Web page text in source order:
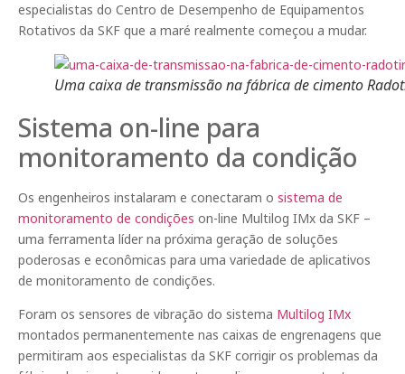
especialistas do Centro de Desempenho de Equipamentos
Rotativos da SKF que a maré realmente começou a mudar.
Uma caixa de transmissão na fábrica de cimento
Sistema on-line para
monitoramento da condição
Os engenheiros instalaram e conectaram o sistema de
monitoramento de condições on-line Multilog IMx da SKF –
uma ferramenta líder na próxima geração de soluções
poderosas e econômicas para uma variedade de aplicativos
de monitoramento de condições.
Foram os sensores de vibração do sistema Multilog IMx
montados permanentemente nas caixas de engrenagens que
permitiram aos especialistas da SKF corrigir os problemas da